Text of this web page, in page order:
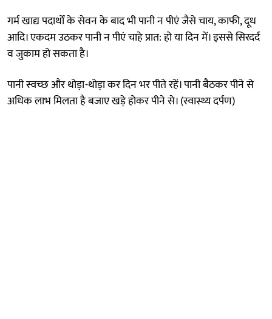
गर्म खाद्य पदार्थों के सेवन के बाद भी पानी न पीएं जैसे चाय, काफी, दूध
आदि। एकदम उठकर पानी न पीएं चाहे प्रात: हो या दिन में। इससे सिरदर्द
व जुकाम हो सकता है।
पानी स्वच्छ और थोड़ा-थोड़ा कर दिन भर पीते रहें। पानी बैठकर पीने से
अधिक लाभ मिलता है बजाए खड़े होकर पीने से। (स्वास्थ्य दर्पण)